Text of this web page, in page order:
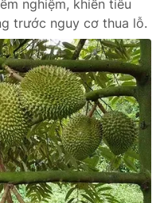
Việt Nam
nghiệm, khiến tiêu
trước nguy cơ thua lỗ.